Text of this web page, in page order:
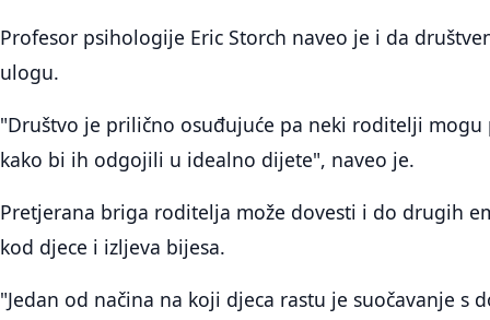
Profesor psihologije Eric Storch naveo je i da
ulogu.
"Društvo je prilično osuđujuće pa neki roditelji
kako bi ih odgojili u idealno dijete", naveo je.
Pretjerana briga roditelja može dovesti i do drugih
kod djece i izljeva bijesa.
"Jedan od načina na koji djeca rastu je suočavanje s